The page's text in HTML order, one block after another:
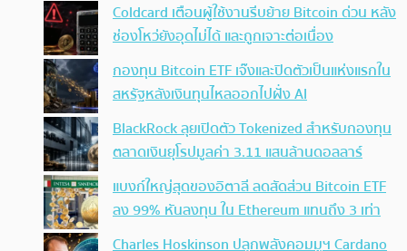
Coldcard เตือนผู้ใช้งานรีบย้าย Bitcoin ด่วน หลัง
ช่องโหว่ยังอุดไม่ได้ และถูกเจาะต่อเนื่อง
กองทุน Bitcoin ETF เจ๊งและปิดตัวเป็นแห่งแรกใน
สหรัฐหลังเงินทุนไหลออกไปฝั่ง AI
BlackRock ลุยเปิดตัว Tokenized สำหรับกองทุน
ตลาดเงินยุโรปมูลค่า 3.11 แสนล้านดอลลาร์
แบงก์ใหญ่สุดของอิตาลี ลดสัดส่วน Bitcoin ETF
ลง 99% หันลงทุน ใน Ethereum แทนถึง 3 เท่า
Charles Hoskinson ปลุกพลังคอมมูฯ Cardano